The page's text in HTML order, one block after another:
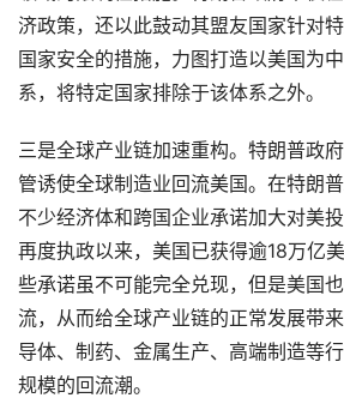
济政策，还以此鼓动其盟友国家针对
国家安全的措施，力图打造以美国为
系，将特定国家排除于该体系之外。
三是全球产业链加速重构。特朗普政
管诱使全球制造业回流美国。在特朗
不少经济体和跨国企业承诺加大对美
再度执政以来，美国已获得逾18万亿
些承诺虽不可能完全兑现，但是美国
流，从而给全球产业链的正常发展带
导体、制药、金属生产、高端制造等
规模的回流潮。